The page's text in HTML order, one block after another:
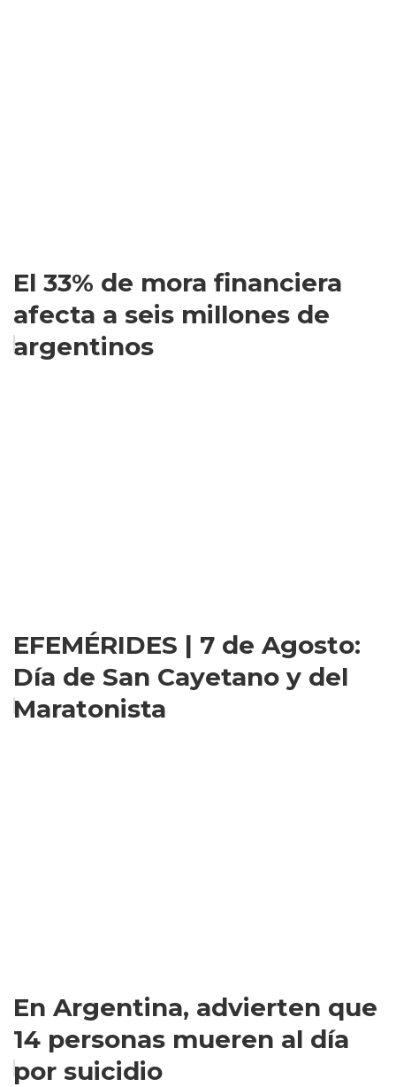
El 33% de mora financiera
afecta a seis millones de
argentinos
EFEMÉRIDES | 7 de Agosto:
Día de San Cayetano y del
Maratonista
En Argentina, advierten que
14 personas mueren al día
por suicidio